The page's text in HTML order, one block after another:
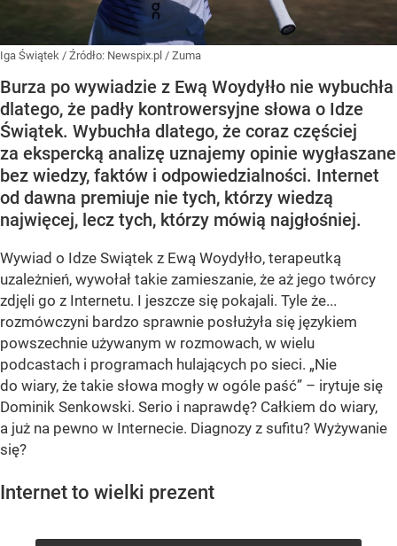
Iga Świątek / Źródło: Newspix.pl / Zuma
Burza po wywiadzie z Ewą Woydyłło nie wybuchła
dlatego, że padły kontrowersyjne słowa o Idze
Świątek. Wybuchła dlatego, że coraz częściej
za ekspercką analizę uznajemy opinie wygłaszane
bez wiedzy, faktów i odpowiedzialności. Internet
od dawna premiuje nie tych, którzy wiedzą
najwięcej, lecz tych, którzy mówią najgłośniej.
Wywiad o Idze Swiątek z Ewą Woydyłło, terapeutką
uzależnień, wywołał takie zamieszanie, że aż jego twórcy
zdjęli go z Internetu. I jeszcze się pokajali. Tyle że...
rozmówczyni bardzo sprawnie posłużyła się językiem
powszechnie używanym w rozmowach, w wielu
podcastach i programach hulających po sieci. „Nie
do wiary, że takie słowa mogły w ogóle paść” – irytuje się
Dominik Senkowski. Serio i naprawdę? Całkiem do wiary,
a już na pewno w Internecie. Diagnozy z sufitu? Wyżywanie
się?
Internet to wielki prezent